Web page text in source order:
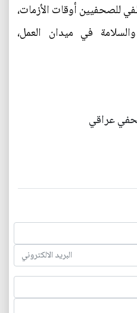
للصحفيين أوقات الأزمات،
في ميدان العمل،
عراقي